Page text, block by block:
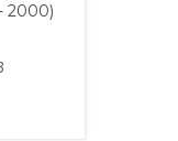
2000)